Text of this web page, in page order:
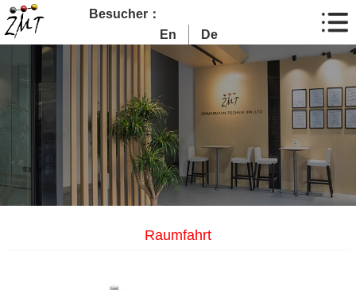
Besucher：
En
De
Raumfahrt